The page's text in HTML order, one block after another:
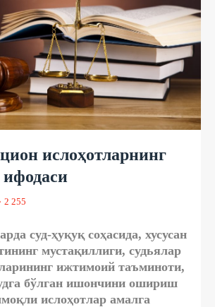
ислоҳотларнинг
2 255
суд-ҳуқуқ соҳасида, хусусан
мустақиллиги, судьялар
ижтимоий таъминоти,
бўлган ишончини ошириш
ислоҳотлар амалга